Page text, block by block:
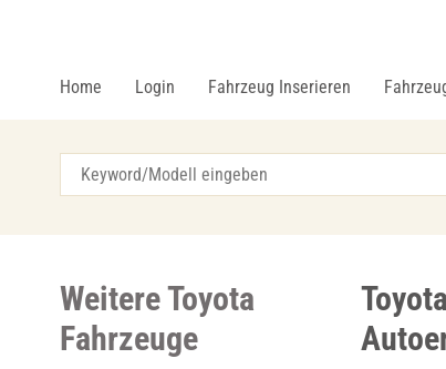
Home Login Fahrzeug Inserieren
Weitere Toyota
Fahrzeuge